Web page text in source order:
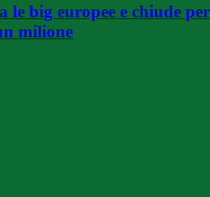
big europee e chiude per
milione